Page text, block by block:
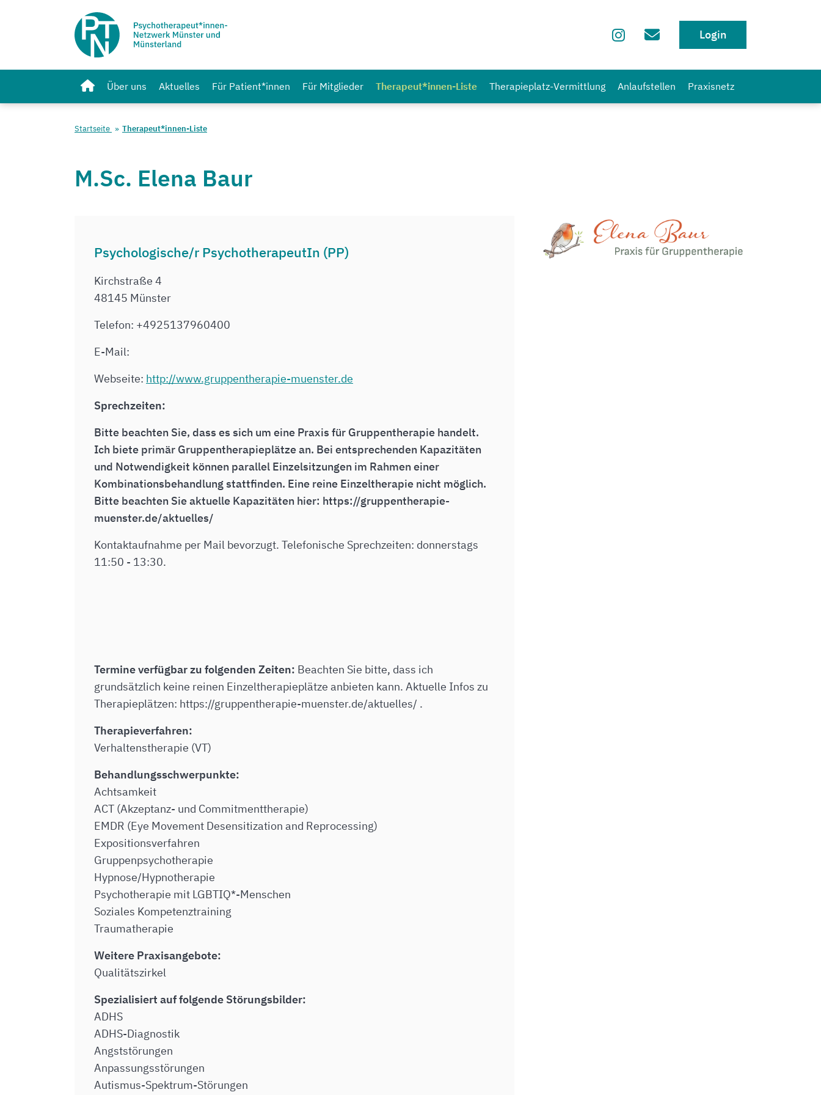
Login
Über uns Aktuelles Für Patient*innen Für Mitglieder Therapeut*innen-Liste Therapieplatz-Vermittlung Anlaufstellen Praxisnetz
Startseite Therapeut*innen-Liste
M.Sc. Elena Baur
Psychologische/r PsychotherapeutIn (PP)
Kirchstraße 4
48145 Münster
Telefon: +4925137960400
E-Mail:
Webseite: http://www.gruppentherapie-muenster.de
Sprechzeiten:
Bitte beachten Sie, dass es sich um eine Praxis für Gruppentherapie handelt.
Ich biete primär Gruppentherapieplätze an. Bei entsprechenden Kapazitäten
und Notwendigkeit können parallel Einzelsitzungen im Rahmen einer
Kombinationsbehandlung stattfinden. Eine reine Einzeltherapie nicht möglich.
Bitte beachten Sie aktuelle Kapazitäten hier: https://gruppentherapie-
muenster.de/aktuelles/
Kontaktaufnahme per Mail bevorzugt. Telefonische Sprechzeiten: donnerstags
11:50 - 13:30.
Termine verfügbar zu folgenden Zeiten: Beachten Sie bitte, dass ich
grundsätzlich keine reinen Einzeltherapieplätze anbieten kann. Aktuelle Infos zu
Therapieplätzen: https://gruppentherapie-muenster.de/aktuelles/ .
Therapieverfahren:
Verhaltenstherapie (VT)
Behandlungsschwerpunkte:
Achtsamkeit
ACT (Akzeptanz- und Commitmenttherapie)
EMDR (Eye Movement Desensitization and Reprocessing)
Expositionsverfahren
Gruppenpsychotherapie
Hypnose/Hypnotherapie
Psychotherapie mit LGBTIQ*-Menschen
Soziales Kompetenztraining
Traumatherapie
Weitere Praxisangebote:
Qualitätszirkel
Spezialisiert auf folgende Störungsbilder:
ADHS
ADHS-Diagnostik
Angststörungen
Anpassungsstörungen
Autismus-Spektrum-Störungen